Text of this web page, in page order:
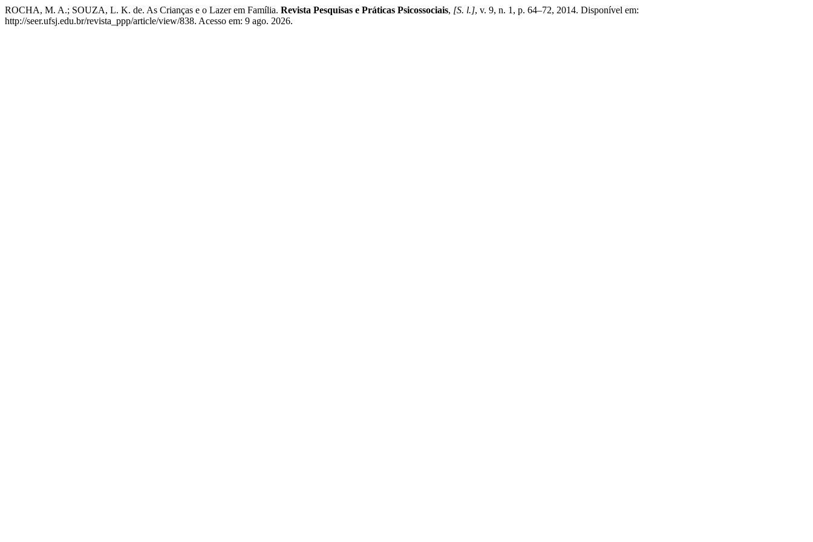
ROCHA, M. A.; SOUZA, L. K. de. As Crianças e o Lazer em Família. Revista Pesquisas e Práticas Psicossociais, [S. l.], v. 9, n. 1, p. 64–72, 2014. Disponível em:
http://seer.ufsj.edu.br/revista_ppp/article/view/838. Acesso em: 9 ago. 2026.